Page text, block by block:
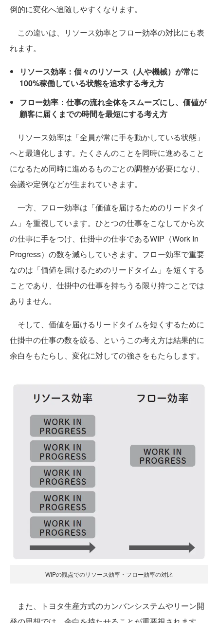
倒的に変化へ追随しやすくなります。
この違いは、リソース効率とフロー効率の対比にも表
れます。
リソース効率：個々のリソース（人や機械）が常に
100%稼働している状態を追求する考え方
フロー効率：仕事の流れ全体をスムーズにし、価値が
顧客に届くまでの時間を最短にする考え方
リソース効率は「全員が常に手を動かしている状態」
へと最適化します。たくさんのことを同時に進めること
になるため同時に進めるものごとの調整が必要になり、
会議や定例などが生まれていきます。
一方、フロー効率は「価値を届けるためのリードタイ
ム」を重視しています。ひとつの仕事をこなしてから次
の仕事に手をつけ、仕掛中の仕事であるWIP（Work In
Progress）の数を減らしていきます。フロー効率で重要
なのは「価値を届けるためのリードタイム」を短くする
ことであり、仕掛中の仕事を持ちうる限り持つことでは
ありません。
そして、価値を届けるリードタイムを短くするために
仕掛中の仕事の数を絞る、というこの考え方は結果的に
余白をもたらし、変化に対しての強さをもたらします。
WIPの観点でのリソース効率・フロー効率の対比
また、トヨタ生産方式のカンバンシステムやリーン開